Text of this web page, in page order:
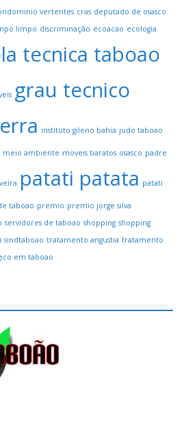
vertentes cras deputado de osasco
limpo discriminação ecoacao ecologia
tecnica taboao
grau tecnico
instituto gileno bahia judo taboao
meio ambiente moveis baratos osasco padre
patati patata patati
taboao premio premio jorge silva
servidores de taboao shopping shopping
sindtaboao tratamento angustia tratamento
em taboao